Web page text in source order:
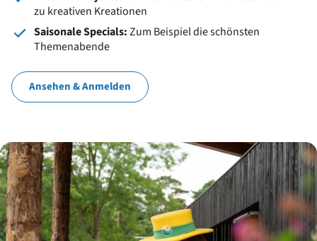
zu kreativen Kreationen
Saisonale Specials:Zum Beispiel die schönsten
Themenabende
Ansehen & Anmelden